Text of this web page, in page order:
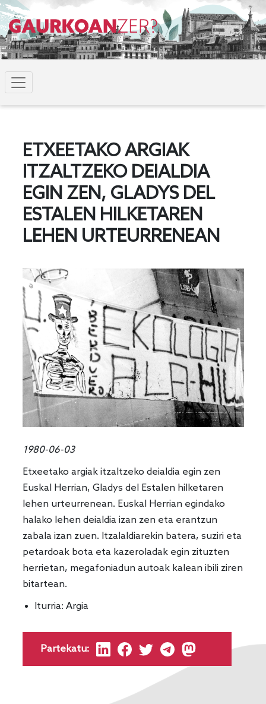
ETXEETAKO ARGIAK
ITZALTZEKO DEIALDIA
EGIN ZEN, GLADYS DEL
ESTALEN HILKETAREN
LEHEN URTEURRENEAN
1980-06-03
Etxeetako argiak itzaltzeko deialdia egin zen
Euskal Herrian, Gladys del Estalen hilketaren
lehen urteurrenean. Euskal Herrian egindako
halako lehen deialdia izan zen eta erantzun
zabala izan zuen. Itzalaldiarekin batera, suziri eta
petardoak bota eta kazeroladak egin zituzten
herrietan, megafoniadun autoak kalean ibili ziren
bitartean.
Iturria: Argia
Partekatu: